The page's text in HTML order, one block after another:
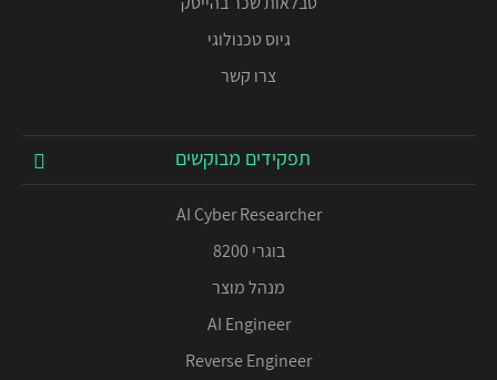
גיוס טכנולוגי
צרו קשר
תפקידים מבוקשים
AI Cyber Researcher
בוגרי 8200
מנהל מוצר
AI Engineer
Reverse Engineer